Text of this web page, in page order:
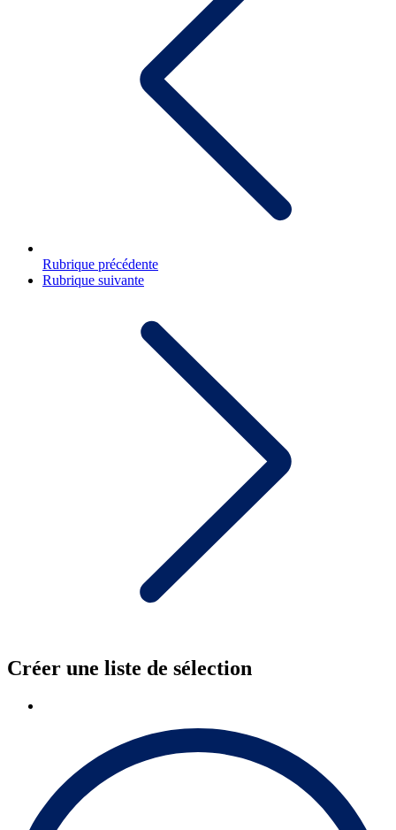
Rubrique précédente
Rubrique suivante
Créer une liste de sélection